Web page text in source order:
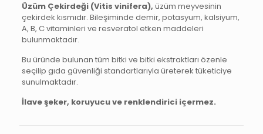
Üzüm Çekirdeği (Vitis vinifera), üzüm meyvesinin
çekirdek kısmıdır. Bileşiminde demir, potasyum, kalsiyum,
A, B, C vitaminleri ve resveratol etken maddeleri
bulunmaktadır.
Bu üründe bulunan tüm bitki ve bitki ekstraktları özenle
seçilip gıda güvenliği standartlarıyla üreterek tüketiciye
sunulmaktadır.
İlave şeker, koruyucu ve renklendirici içermez.